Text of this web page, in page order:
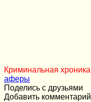
Криминальная хроника
аферы
Поделись с друзьями
Добавить комментарий